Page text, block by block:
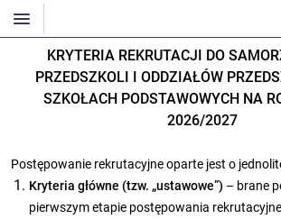
KRYTERIA REKRUTACJI DO
PRZEDSZKOLI I ODDZIAŁÓW
SZKOŁACH PODSTAWOWYCH NA
2026/2027
Postępowanie rekrutacyjne oparte jest o
Kryteria główne (tzw. „ustawowe”) – brane
pierwszym etapie postępowania